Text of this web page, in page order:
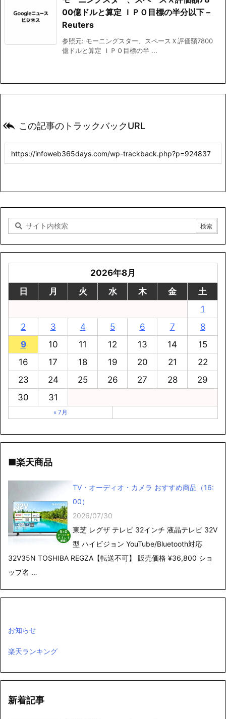
00億ドルと算定 ＩＰＯ目標の半分以下 –
Reuters
参照元: モーニングスター、スペースＸ評価額7800
億ドルと算定 ＩＰＯ目標の半 ...
 この記事のトラックバックURL
2026年8月
日
月 火 水 木 金
土
1
2
3 4 5 6 7
8
9
10 11 12 13 14
15
16
17 18 19 20 21
22
23
24 25 26 27 28
29
30
31
« 7月
■楽天商品
TV・オーディオ・カメラ おすすめ商品（16:
00）
2026/07/30
東芝 レグザ テレビ 32インチ 液晶テレビ 32V
型 ハイビジョン YouTube/Bluetooth対応
32V35N TOSHIBA REGZA【転送不可】 販売価格 ¥36,800 ショ
ップ名 …
お知らせ
楽天ランキング
新着記事